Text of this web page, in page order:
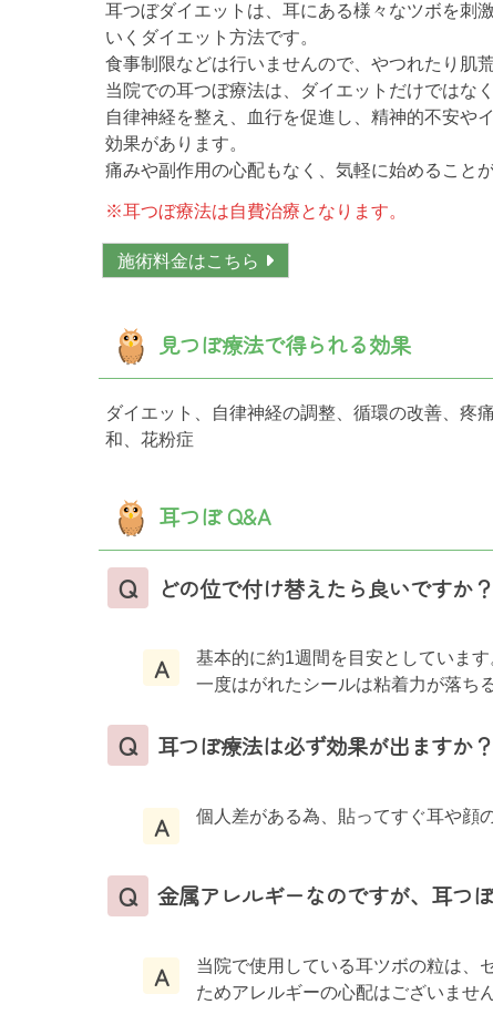
耳つぼダイエットは、耳にある様々なツボを刺
いくダイエット方法です。
食事制限などは行いませんので、やつれたり肌
当院での耳つぼ療法は、ダイエットだけではな
自律神経を整え、血行を促進し、精神的不安や
効果があります。
痛みや副作用の心配もなく、気軽に始めることが
※耳つぼ療法は自費治療となります。
施術料金はこちら
見つぼ療法で得られる効果
ダイエット、自律神経の調整、循環の改善、疼
和、花粉症
耳つぼ Q&A
Q どの位で付け替えたら良いですか？
A
基本的に約1週間を目安としています
一度はがれたシールは粘着力が落ち
Q 耳つぼ療法は必ず効果が出ますか？
A 個人差がある為、貼ってすぐ耳や顔
Q 金属アレルギーなのですが、耳つ
A
当院で使用している耳ツボの粒は、
ためアレルギーの心配はございません